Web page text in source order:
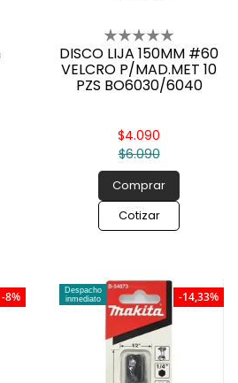
DISCO LIJA 150MM #60
VELCRO P/MAD.MET 10
PZS BO6030/6040
$6.090
$4.090
Comprar
Cotizar
-8%
Despacho
inmediato
-14,33%